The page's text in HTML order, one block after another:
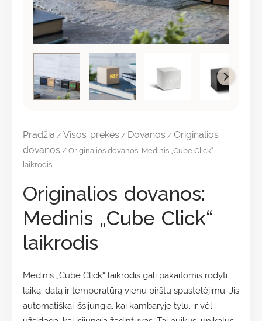
Pradžia /Visos prekės / Dovanos /Originalios
dovanos / Originalios dovanos: Medinis „Cube Click“
laikrodis
Originalios dovanos:
Medinis „Cube Click“
laikrodis
Medinis „Cube Click“ laikrodis gali pakaitomis rodyti
laiką, datą ir temperatūrą vienu pirštų spustelėjimu. Jis
automatiškai išsijungia, kai kambaryje tylu, ir vėl